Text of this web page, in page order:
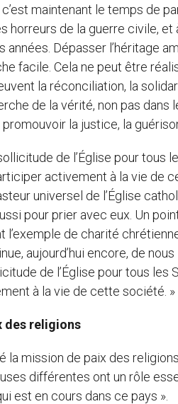
maintenant le temps de
horreurs de la guerre civile,
années. Dépasser l’héritage
facile. Cela ne peut être
la réconciliation, la
de la vérité, non pas
la justice, la
de l’Église pour tous
activement à la vie de
universel de l’Église
pour prier avec eux. Un
l’exemple de charité
aujourd’hui encore, de
de l’Église pour tous
à la vie de cette société. »
des religions
la mission de paix des
différentes ont un rôle
est en cours dans ce pays ».